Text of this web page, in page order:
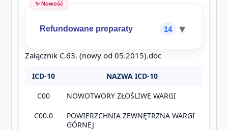
✨ Nowość
Refundowane preparaty 14 ▾
Załącznik C.63. (nowy od 05.2015).doc
ICD-10 NAZWA ICD-10
C00 NOWOTWORY ZŁOŚLIWE WARGI
C00.0
POWIERZCHNIA ZEWNĘTRZNA WARGI
GÓRNEJ